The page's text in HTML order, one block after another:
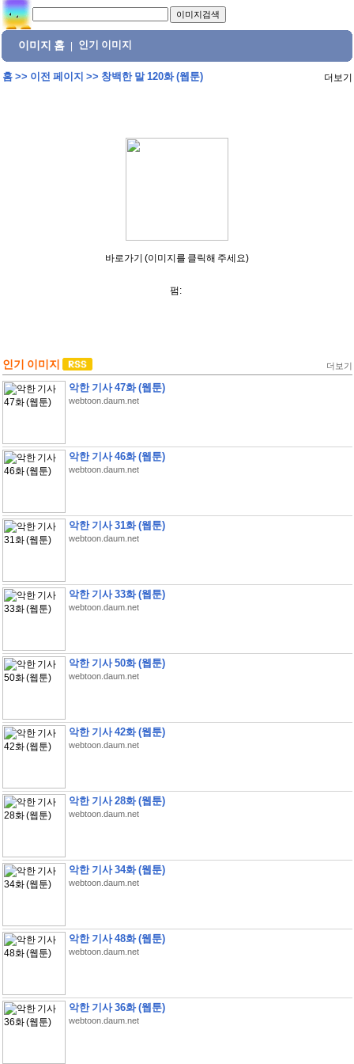
이미지 홈 인기 이미지
홈>> 이전 페이지 >> 창백한 말 120화 (웹툰) 더보기
바로가기 (이미지를 클릭해 주세요)
펌:
인기 이미지 더보기
악한 기사 47화 (웹툰)
webtoon.daum.net
악한 기사 46화 (웹툰)
webtoon.daum.net
악한 기사 31화 (웹툰)
webtoon.daum.net
악한 기사 33화 (웹툰)
webtoon.daum.net
악한 기사 50화 (웹툰)
webtoon.daum.net
악한 기사 42화 (웹툰)
webtoon.daum.net
악한 기사 28화 (웹툰)
webtoon.daum.net
악한 기사 34화 (웹툰)
webtoon.daum.net
악한 기사 48화 (웹툰)
webtoon.daum.net
악한 기사 36화 (웹툰)
webtoon.daum.net